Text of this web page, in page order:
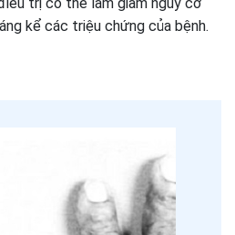
kể các triệu chứng của bệnh.